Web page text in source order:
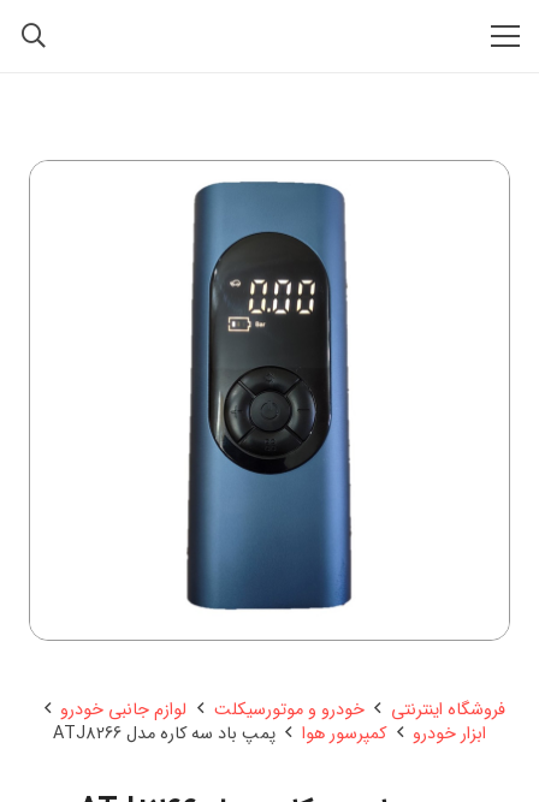
فروشگاه اینترنتی خودرو و موتورسیکلت
لوازم جانبی خودرو
ابزار خودرو
کمپرسور هوا پمپ باد سه کاره مدل ATJ8266